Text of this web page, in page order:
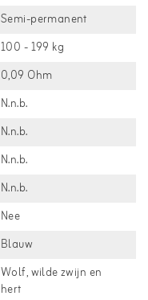
Semi-permanent
100 - 199 kg
0,09 Ohm
N.n.b.
N.n.b.
N.n.b.
N.n.b.
Nee
Blauw
Wolf, wilde zwijn en
hert